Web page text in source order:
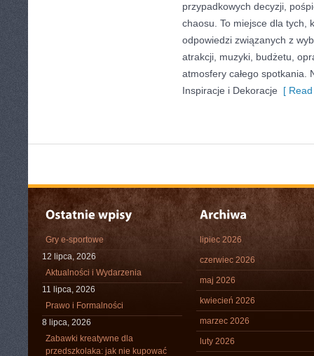
przypadkowych decyzji,
chaosu. To miejsce dla tych,
odpowiedzi związanych z
atrakcji, muzyki, budżetu,
atmosfery całego spotkania.
Inspiracje i Dekoracje [
Gry e-sportowe
12 lipca, 2026
Aktualności i Wydarzenia
11 lipca, 2026
Prawo i Formalności
8 lipca, 2026
Zabawki kreatywne dla
przedszkolaka: jak nie kupować
lipiec 2026
czerwiec 2026
maj 2026
kwiecień 2026
marzec 2026
luty 2026